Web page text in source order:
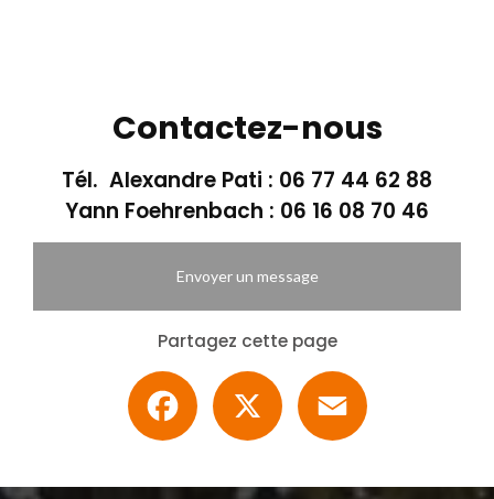
Contactez-nous
Tél. Alexandre Pati : 06 77 44 62 88
Yann Foehrenbach : 06 16 08 70 46
Envoyer un message
Partagez cette page
Facebook